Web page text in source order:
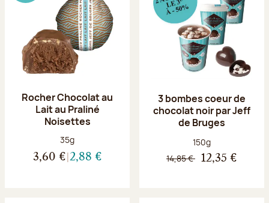
Rocher Chocolat au
Lait au Praliné
Noisettes
Poids net :
35g
3,60 € 2,88 €
3 bombes coeur de
chocolat noir par Jeff
de Bruges
Poids net :
150g
14,85 € 12,35 €